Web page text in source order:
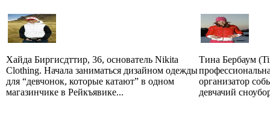
Хайда Биргисдттир, 36, основатель Nikita
Clothing. Начала заниматься дизайном одежды
для “девчонок, которые катают” в одном
магазинчике в Рейкъявике...
Тина Бербаум
организатор
девчачий